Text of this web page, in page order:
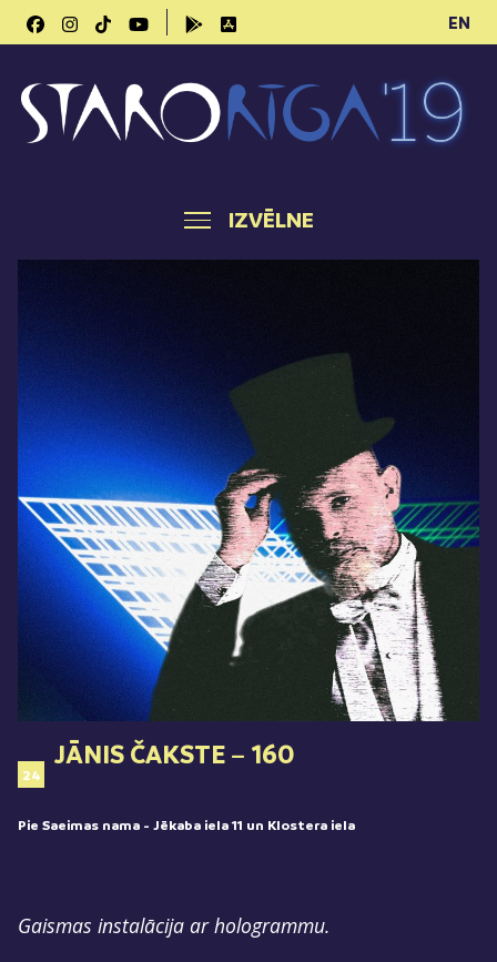
EN
IZVĒLNE
24
JĀNIS ČAKSTE – 160
Pie Saeimas nama - Jēkaba iela 11 un Klostera iela
Gaismas instalācija ar hologrammu.